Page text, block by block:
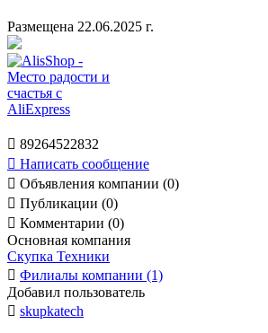
Размещена 22.06.2025 г.
 89264522832
 Написать сообщение
 Объявления компании (0)
 Публикации (0)
 Комментарии (0)
Основная компания
Скупка Техники
 Филиалы компании (1)
Добавил пользователь
 skupkatech